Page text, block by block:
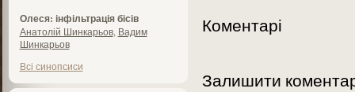
Олеся: інфільтрація бісів
Анатолій Шинкарьов, Вадим
Шинкарьов
Всі синопсиси
Коментарі
Залишити